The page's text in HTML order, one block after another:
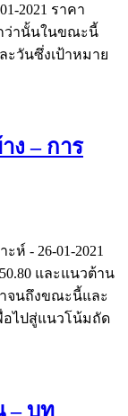
2021 ราคา
ว่านั้นในขณะนี้
วันซึ่งเป้าหมาย
ง – การ
ห์ - 26-01-2021
และแนวต้าน
าจนถึงขณะนี้และ
อไปสู่แนวโน้มถัด
– บท